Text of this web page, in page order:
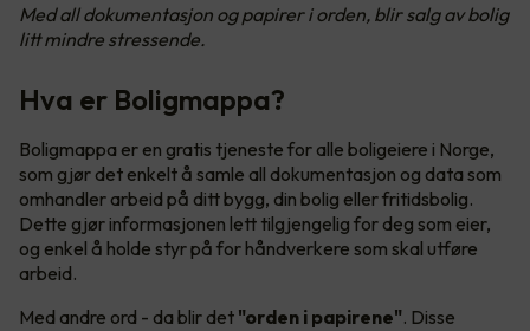
Med all dokumentasjon og papirer i orden, blir salg av bolig
litt mindre stressende.
Hva er Boligmappa?
Boligmappa er en gratis tjeneste for alle boligeiere i Norge,
som gjør det enkelt å samle all dokumentasjon og data som
omhandler arbeid på ditt bygg, din bolig eller fritidsbolig.
Dette gjør informasjonen lett tilgjengelig for deg som eier,
og enkel å holde styr på for håndverkere som skal utføre
arbeid.
Med andre ord - da blir det "orden i papirene". Disse